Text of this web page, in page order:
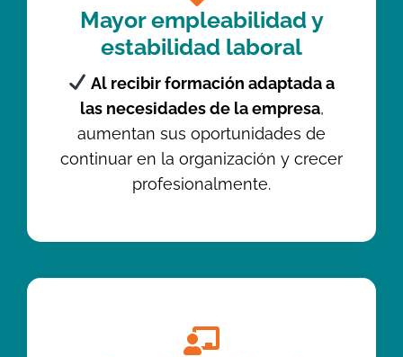
Mayor empleabilidad y
estabilidad laboral
Al recibir formación adaptada a
las necesidades de la empresa,
aumentan sus oportunidades de
continuar en la organización y crecer
profesionalmente.